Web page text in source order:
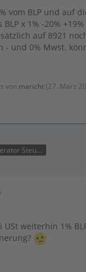
vom BLP und auf
x 1% -20%
auf 8921
- und 0% Mwst.
von maricht (27. März
Unabh. Moderator Steuer
USt weiterhin 1%